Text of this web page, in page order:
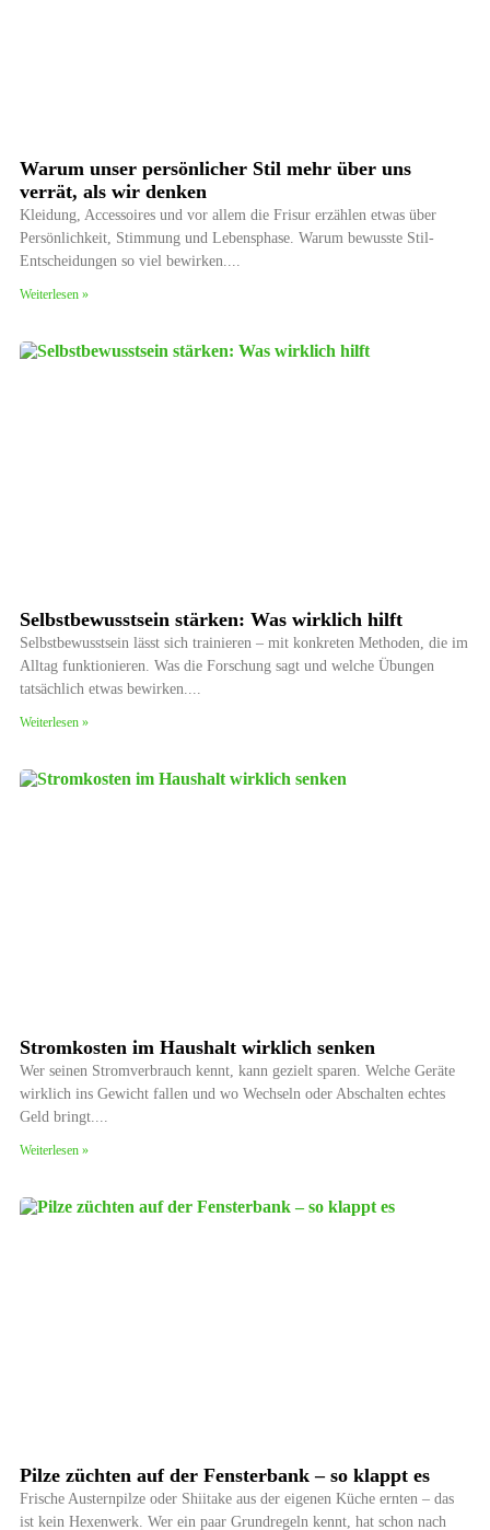
Warum unser persönlicher Stil mehr über uns
verrät, als wir denken
Kleidung, Accessoires und vor allem die Frisur erzählen etwas über
Persönlichkeit, Stimmung und Lebensphase. Warum bewusste Stil-
Entscheidungen so viel bewirken.
Weiterlesen »
Selbstbewusstsein stärken: Was wirklich hilft
Selbstbewusstsein lässt sich trainieren – mit konkreten Methoden, die im
Alltag funktionieren. Was die Forschung sagt und welche Übungen
tatsächlich etwas bewirken.
Weiterlesen »
Stromkosten im Haushalt wirklich senken
Wer seinen Stromverbrauch kennt, kann gezielt sparen. Welche Geräte
wirklich ins Gewicht fallen und wo Wechseln oder Abschalten echtes
Geld bringt.
Weiterlesen »
Pilze züchten auf der Fensterbank – so klappt es
Frische Austernpilze oder Shiitake aus der eigenen Küche ernten – das
ist kein Hexenwerk. Wer ein paar Grundregeln kennt, hat schon nach